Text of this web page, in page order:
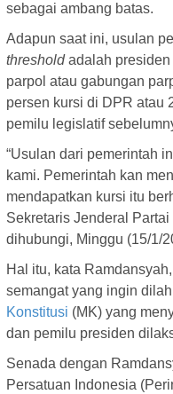
sebagai ambang batas.
Adapun saat ini, usulan
thresholdadalah presiden
parpol atau gabungan
persen kursi di DPR atau
pemilu legislatif
“Usulan dari pemerintah
kami. Pemerintah kan
mendapatkan kursi itu
Sekretaris Jenderal
dihubungi, Minggu (15/1/
Hal itu, kata
semangat yang ingin
Konstitusi (MK) yang
dan pemilu presiden
Senada dengan
Persatuan Indonesia